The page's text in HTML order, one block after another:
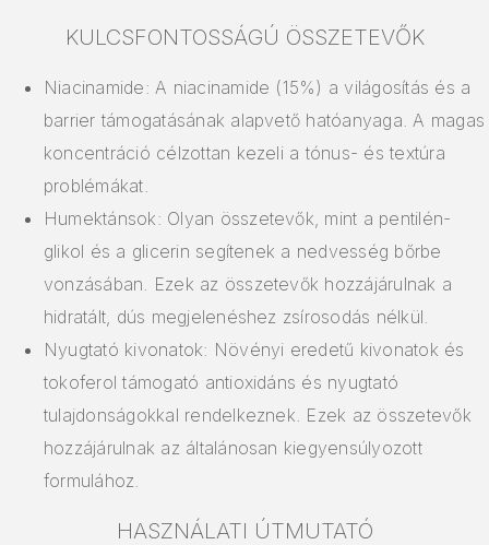
KULCSFONTOSSÁGÚ ÖSSZETEVŐK
Niacinamide: A niacinamide (15%) a világosítás és a
barrier támogatásának alapvető hatóanyaga. A magas
koncentráció célzottan kezeli a tónus- és textúra
problémákat.
Humektánsok: Olyan összetevők, mint a pentilén-
glikol és a glicerin segítenek a nedvesség bőrbe
vonzásában. Ezek az összetevők hozzájárulnak a
hidratált, dús megjelenéshez zsírosodás nélkül.
Nyugtató kivonatok: Növényi eredetű kivonatok és
tokoferol támogató antioxidáns és nyugtató
tulajdonságokkal rendelkeznek. Ezek az összetevők
hozzájárulnak az általánosan kiegyensúlyozott
formulához.
HASZNÁLATI ÚTMUTATÓ